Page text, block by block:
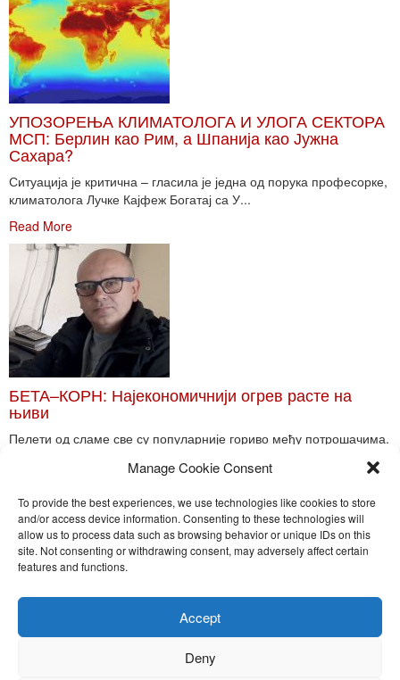
Manage Cookie Consent
To provide the best experiences, we use technologies like cookies to store
and/or access device information. Consenting to these technologies will
allow us to process data such as browsing behavior or unique IDs on this
site. Not consenting or withdrawing consent, may adversely affect certain
features and functions.
Accept
Deny
УПОЗОРЕЊА КЛИМАТОЛОГА И УЛОГА СЕКТОРА
МСП: Берлин као Рим, а Шпанија као Јужна
Сахара?
Ситуација је критична – гласила је једна од порука професорке,
климатолога Лучке Кајфеж Богатај са У...
Read More
БЕТА–КОРН: Најекономичнији огрев расте на
њиви
Пелети од сламе све су популарније гориво међу потрошачима.
Toggle
Nira Press d.o.o.
Sadržaj ovog sajta je zakonom zaštićena intelektualna svojina
kopiranje, objavljivanje celine ili delova bilo kog proizvoda NiraPress